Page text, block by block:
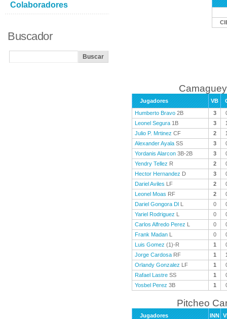
Jugadores VB
Humberto Bravo 2B 3
Leonel Segura 1B 3
Julio P. Mrtinez CF 2
Alexander Ayala SS 3
Yordanis Alarcon 3B-2B 3
Yendry Tellez R 2
Hector Hernandez D 3
Dariel Aviles LF 2
Leonel Moas RF 2
Dariel Gongora Dl L 0
Yariel Rodriguez L 0
Carlos Alfredo Perez L 0
Frank Madan L 0
Luis Gomez (1)-R 1
Jorge Cardosa RF 1
Orlandy Gonzalez LF 1
Rafael Lastre SS 1
Yosbel Perez 3B 1
Pitcheo
Jugadores INN
Colaboradores
Buscador